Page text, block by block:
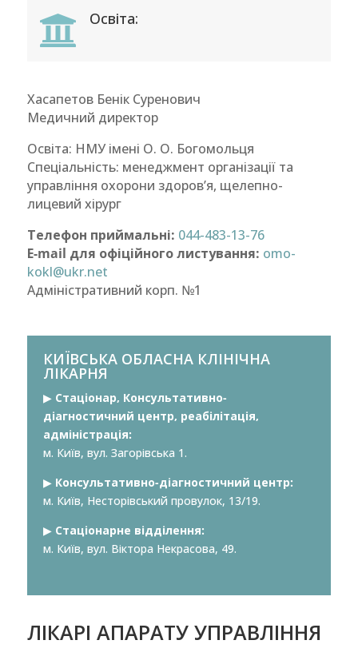
 Освіта:
Хасапетов Бенік Суренович
Медичний директор
Освіта: НМУ імені О. О. Богомольця
Спеціальність: менеджмент організації та
управління охорони здоров’я, щелепно-
лицевий хірург
Телефон приймальні: 044-483-13-76
Е-mail для офіційного листування: omo-
kokl@ukr.net
Адміністративний корп. №1
КИЇВСЬКА ОБЛАСНА КЛІНІЧНА
ЛІКАРНЯ
▶︎Стаціонар, Консультативно-
діагностичний центр, реабілітація,
адміністрація:
м. Київ, вул. Загорівська 1.
▶︎ Консультативно-діагностичний центр:
м. Київ, Несторівський провулок, 13/19.
▶︎ Стаціонарне відділення:
м. Київ, вул. Віктора Некрасова, 49.
ЛІКАРІ АПАРАТУ УПРАВЛІННЯ